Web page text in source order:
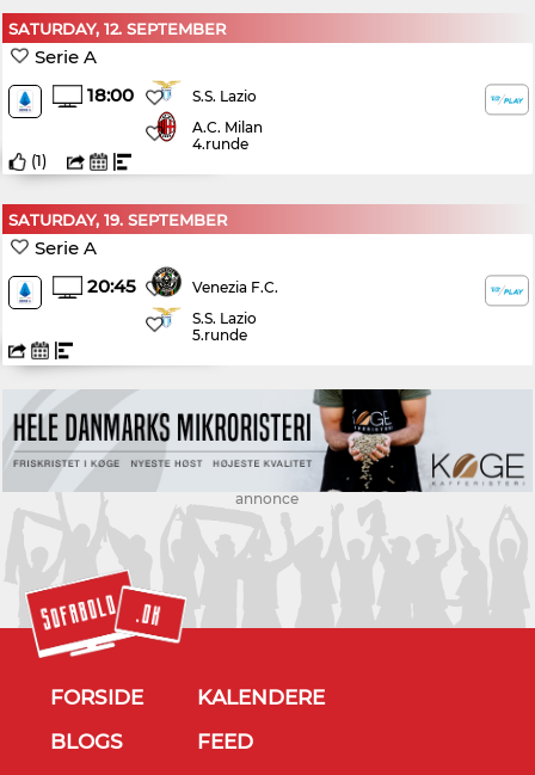
SATURDAY, 12. SEPTEMBER
Serie A
18:00
S.S. Lazio
A.C. Milan
4.runde
(1)
SATURDAY, 19. SEPTEMBER
Serie A
20:45
Venezia F.C.
S.S. Lazio
5.runde
annonce
FORSIDE
KALENDERE
BLOGS
FEED